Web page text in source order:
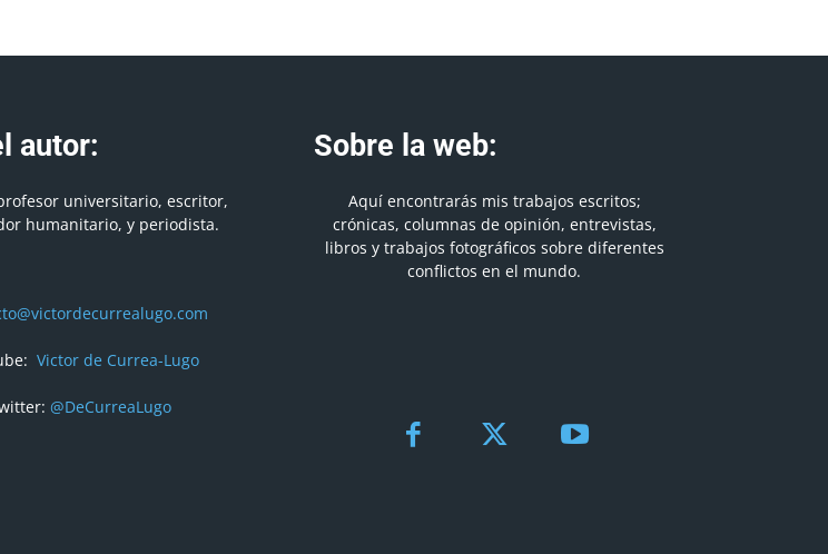
autor:
universitario, escritor,
humanitario, y periodista.
Victor de Currea-Lugo
@DeCurreaLugo
Sobre la web:
Aquí encontrarás mis trabajos escritos;
crónicas, columnas de opinión, entrevistas,
libros y trabajos fotográficos sobre diferentes
conflictos en el mundo.